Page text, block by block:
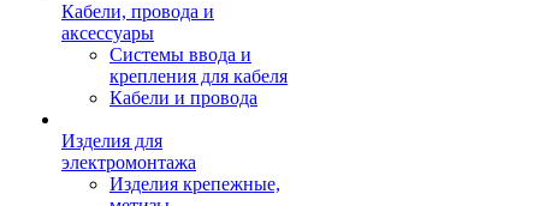
Кабели, провода и
аксессуары
Системы ввода и
крепления для кабеля
Кабели и провода
Изделия для
электромонтажа
Изделия крепежные,